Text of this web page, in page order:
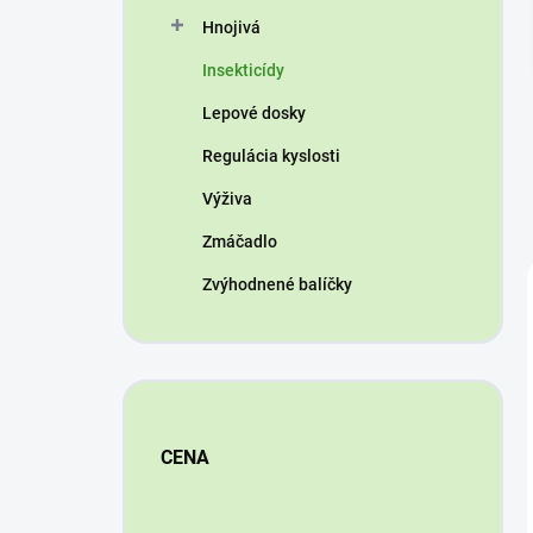
Hnojivá
Insekticídy
Lepové dosky
Regulácia kyslosti
Výživa
Zmáčadlo
Zvýhodnené balíčky
CENA